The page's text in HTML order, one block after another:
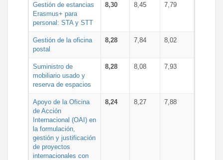
Gestión de estancias
Erasmus+ para
personal: STA y STT
8,30 8,45 7,79
Gestión de la oficina
postal
8,28 7,84 8,02
Suministro de
mobiliario usado y
reserva de espacios
8,28 8,08 7,93
Apoyo de la Oficina
de Acción
Internacional (OAI) en
la formulación,
gestión y justificación
de proyectos
internacionales con
8,24 8,27 7,88